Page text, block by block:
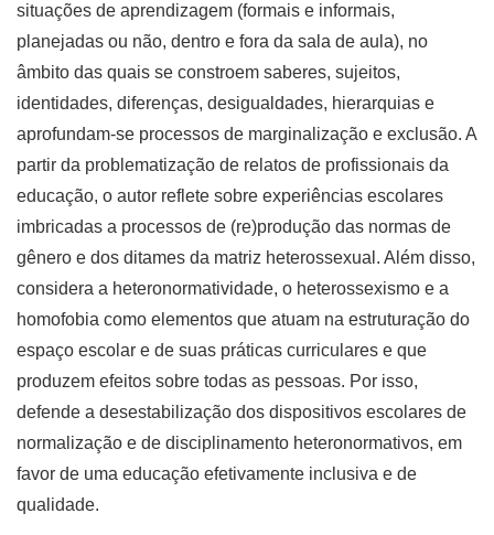
situações de aprendizagem (formais e informais,
planejadas ou não, dentro e fora da sala de aula), no
âmbito das quais se constroem saberes, sujeitos,
identidades, diferenças, desigualdades, hierarquias e
aprofundam-se processos de marginalização e exclusão. A
partir da problematização de relatos de profissionais da
educação, o autor reflete sobre experiências escolares
imbricadas a processos de (re)produção das normas de
gênero e dos ditames da matriz heterossexual. Além disso,
considera a heteronormatividade, o heterossexismo e a
homofobia como elementos que atuam na estruturação do
espaço escolar e de suas práticas curriculares e que
produzem efeitos sobre todas as pessoas. Por isso,
defende a desestabilização dos dispositivos escolares de
normalização e de disciplinamento heteronormativos, em
favor de uma educação efetivamente inclusiva e de
qualidade.